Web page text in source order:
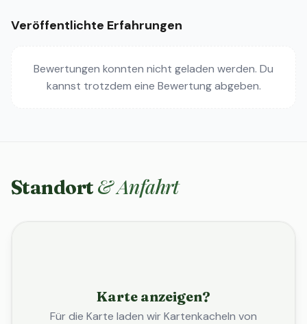
Veröffentlichte Erfahrungen
Bewertungen konnten nicht geladen werden. Du
kannst trotzdem eine Bewertung abgeben.
Standort & Anfahrt
Karte anzeigen?
Für die Karte laden wir Kartenkacheln von